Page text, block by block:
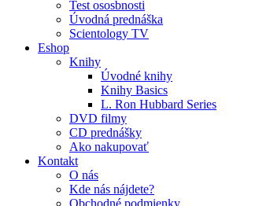
Test ososbnosti
Úvodná prednáška
Scientology TV
Eshop
Knihy
Úvodné knihy
Knihy Basics
L. Ron Hubbard Series
DVD filmy
CD prednášky
Ako nakupovať
Kontakt
O nás
Kde nás nájdete?
Obchodné podmienky